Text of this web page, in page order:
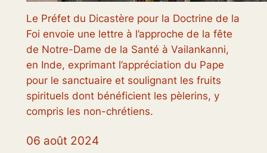
Le Préfet du Dicastère pour la Doctrine de la
Foi envoie une lettre à l’approche de la fête
de Notre-Dame de la Santé à Vailankanni,
en Inde, exprimant l’appréciation du Pape
pour le sanctuaire et soulignant les fruits
spirituels dont bénéficient les pèlerins, y
compris les non-chrétiens.
06 août 2024